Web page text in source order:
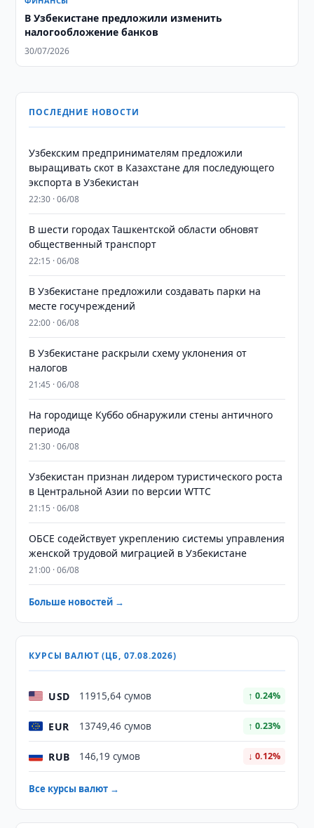
В Узбекистане предложили изменить
налогообложение банков
30/07/2026
ПОСЛЕДНИЕ НОВОСТИ
Узбекским предпринимателям предложили
выращивать скот в Казахстане для последующего
экспорта в Узбекистан
22:30 · 06/08
В шести городах Ташкентской области обновят
общественный транспорт
22:15 · 06/08
В Узбекистане предложили создавать парки на
месте госучреждений
22:00 · 06/08
В Узбекистане раскрыли схему уклонения от
налогов
21:45 · 06/08
На городище Куббо обнаружили стены античного
периода
21:30 · 06/08
Узбекистан признан лидером туристического роста
в Центральной Азии по версии WTTC
21:15 · 06/08
ОБСЕ содействует укреплению системы управления
женской трудовой миграцией в Узбекистане
21:00 · 06/08
Больше новостей →
КУРСЫ ВАЛЮТ (ЦБ, 07.08.2026)
USD 11915,64 сумов ↑ 0.24%
EUR 13749,46 сумов ↑ 0.23%
RUB 146,19 сумов ↓ 0.12%
Все курсы валют →